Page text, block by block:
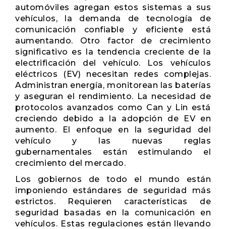
automóviles agregan estos sistemas a sus
vehículos, la demanda de tecnología de
comunicación confiable y eficiente está
aumentando. Otro factor de crecimiento
significativo es la tendencia creciente de la
electrificación del vehículo. Los vehículos
eléctricos (EV) necesitan redes complejas.
Administran energía, monitorean las baterías
y aseguran el rendimiento. La necesidad de
protocolos avanzados como Can y Lin está
creciendo debido a la adopción de EV en
aumento. El enfoque en la seguridad del
vehículo y las nuevas reglas
gubernamentales están estimulando el
crecimiento del mercado.
Los gobiernos de todo el mundo están
imponiendo estándares de seguridad más
estrictos. Requieren características de
seguridad basadas en la comunicación en
vehículos. Estas regulaciones están llevando